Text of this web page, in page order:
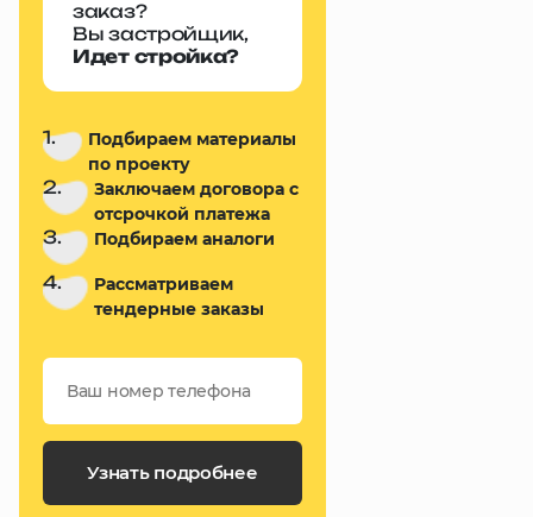
заказ?
Вы застройщик,
Идет стройка?
1.
Подбираем материалы
по проекту
2.
Заключаем договора с
отсрочкой платежа
3. Подбираем аналоги
4.
Рассматриваем
тендерные заказы
Узнать подробнее